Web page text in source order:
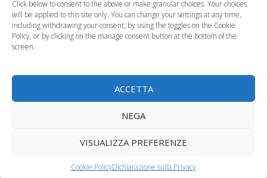
Click below to consent to the above or make granular choices. Your choices
will be applied to this site only. You can change your settings at any time,
including withdrawing your consent, by using the toggles on the Cookie
Policy, or by clicking on the manage consent button at the bottom of the
screen.
ACCETTA
NEGA
VISUALIZZA PREFERENZE
Cookie PolicyDichiarazione sulla Privacy
Hai già deciso se frequentare uncorso pre-parto?
per decidere se ne vale la pena oppure no. La
gravidanza è un momento particolare per ogni donna, ti
sembra che nessuno riesca a capire fino in fondo
quello che provi, i tuoi malesseri e le tue paure.
con persone che vivono la tua stessa condizione e con